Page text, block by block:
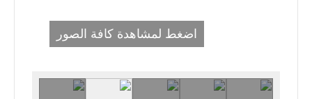
اضغط لمشاهدة كافة الصور